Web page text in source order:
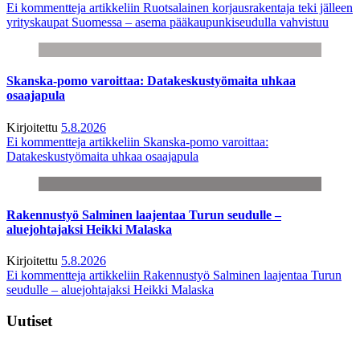
Ei kommentteja artikkeliin Ruotsalainen korjausrakentaja teki jälleen
yrityskaupat Suomessa – asema pääkaupunkiseudulla vahvistuu
Skanska-pomo varoittaa: Datakeskustyömaita uhkaa
osaajapula
Kirjoitettu 5.8.2026
Ei kommentteja artikkeliin Skanska-pomo varoittaa:
Datakeskustyömaita uhkaa osaajapula
Rakennustyö Salminen laajentaa Turun seudulle –
aluejohtajaksi Heikki Malaska
Kirjoitettu 5.8.2026
Ei kommentteja artikkeliin Rakennustyö Salminen laajentaa Turun
seudulle – aluejohtajaksi Heikki Malaska
Uutiset